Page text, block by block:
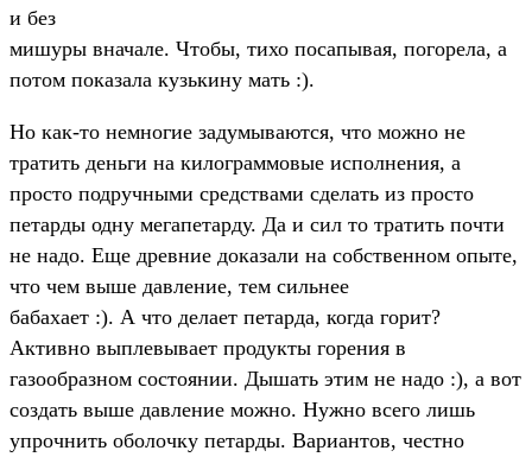
и без
мишуры вначале. Чтобы, тихо посапывая, погорела, а
потом показала кузькину мать :).
Но как-то немногие задумываются, что можно не
тратить деньги на килограммовые исполнения, а
просто подручными средствами сделать из просто
петарды одну мегапетарду. Да и сил то тратить почти
не надо. Еще древние доказали на собственном опыте,
что чем выше давление, тем сильнее
бабахает :). А что делает петарда, когда горит?
Активно выплевывает продукты горения в
газообразном состоянии. Дышать этим не надо :), а вот
создать выше давление можно. Нужно всего лишь
упрочнить оболочку петарды. Вариантов, честно